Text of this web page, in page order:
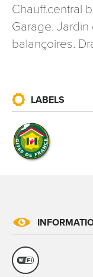
Chauff.central
Garage. Jardin
balançoires.
LABELS